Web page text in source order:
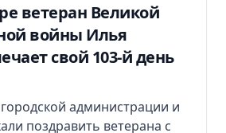
ветеран Великой
войны Илья
свой 103-й день
администрации и
поздравить ветерана с